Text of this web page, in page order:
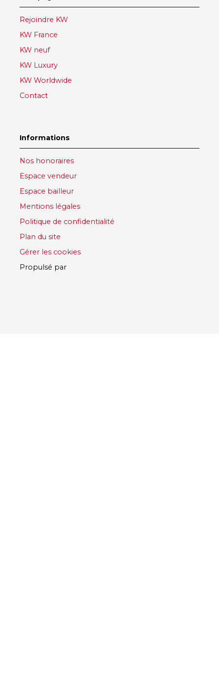
Rejoindre KW
KW France
KW neuf
KW Luxury
KW Worldwide
Contact
Informations
Nos honoraires
Espace vendeur
Espace bailleur
Mentions légales
Politique de confidentialité
Plan du site
Gérer les cookies
Propulsé par